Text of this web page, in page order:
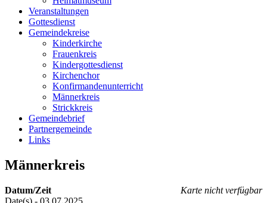
Veranstaltungen
Gottesdienst
Gemeindekreise
Kinderkirche
Frauenkreis
Kindergottesdienst
Kirchenchor
Konfirmandenunterricht
Männerkreis
Strickkreis
Gemeindebrief
Partnergemeinde
Links
Männerkreis
Karte nicht verfügbar
Datum/Zeit
Date(s) - 03.07.2025